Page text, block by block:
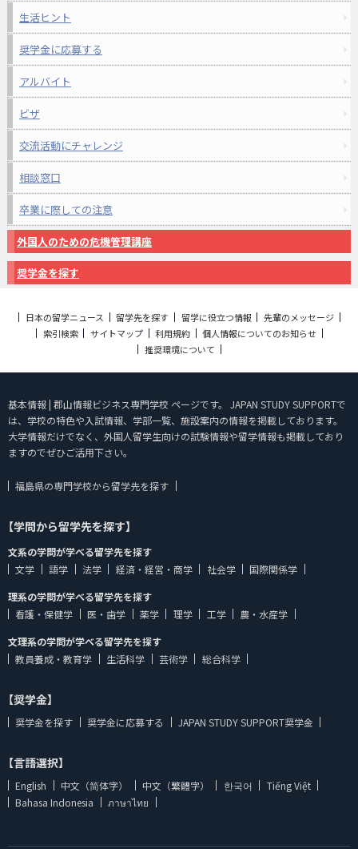
生活ヒント
奨学金に応募する
アルバイト
ビザ
交流活動にチャレンジ
相談窓口
卒業に際しての注意
外国人のための危機管理講座
奨学金を探す
日本の留学ニュース 留学先を探す 留学に役立つ情報
先輩のメッセージ
索引検索
サイトマップ 利用規約
個人情報についてのお知らせ
推奨環境について
基本情報 | 郡山情報ビジネス専門学校 ページです。 JAPAN STUDY SUPPORTで
は、学校の特色や入試情報、学部一覧、施設案内の情報を掲載しております。
大学情報だけでなく、外国人留学生向けの試験情報や留学情報も掲載しており
ますのでぜひご活用下さい。
福島県の専門学校から留学先を探す
【学問から留学先を探す】
文系の学問が学べる留学先を探す
文学
語学 法学 経済・経営・商学 社会学
国際関係学
理系の学問が学べる留学先を探す
看護・保健学
医・歯学 薬学 理学 工学
農・水産学
文理系の学問が学べる留学先を探す
教員養成・教育学
生活科学 芸術学 総合科学
【奨学金】
奨学金を探す 奨学金に応募する JAPAN STUDY SUPPORT奨学金
【言語選択】
English 中文（简体字） 中文（繁體字） 한국어
Tiếng Việt
Bahasa Indonesia
ภาษาไทย